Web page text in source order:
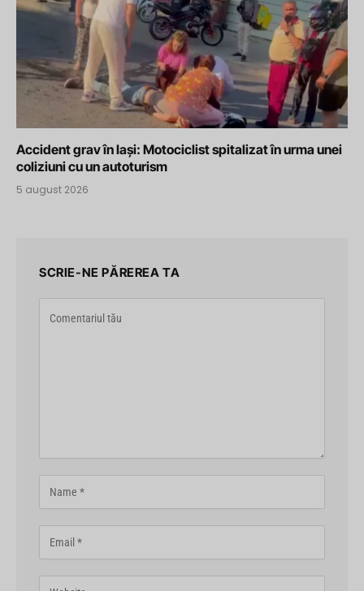
Accident grav în Iași: Motociclist spitalizat în urma unei
coliziuni cu un autoturism
5 august 2026
SCRIE-NE PĂREREA TA